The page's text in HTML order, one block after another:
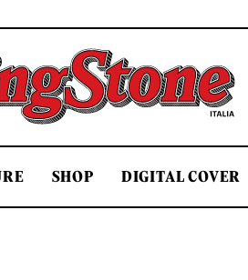
Rolling Stone Italia
SHOP DIGITAL COVER